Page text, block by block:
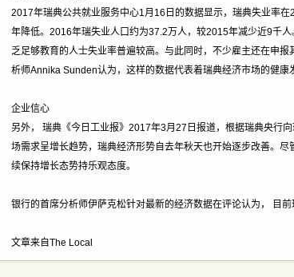
2017年瑞典公共就业服务中心1月16日的数据显示，瑞典失业率
年降低。2016年瑞失业人口约为37.2万人，较2015年减少近9千
乏足够教育的人士失业率普遍较高。与此同时，不少雇主还在申
析师Annika Sunden认为，这样的数据代表着瑞典经济市场的健康
企业信心
另外， 瑞典《今日工业报》2017年3月27日报道，根据瑞典央行
场需求呈增长趋势，瑞典经济形势自去年秋天也开始逐步改善。
续保持增长态势持乐观态度。
银行的首席分析师伊萨克松针对最新的经济数据在评论认为， 目
文章来自The Local